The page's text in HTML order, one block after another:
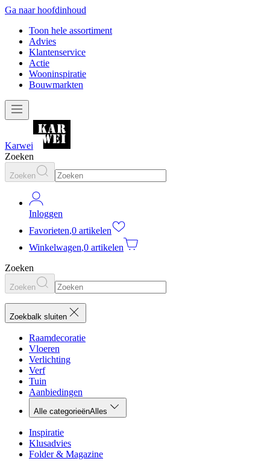
Ga naar hoofdinhoud
Toon hele assortiment
Advies
Klantenservice
Actie
Wooninspiratie
Bouwmarkten
Karwei
Zoeken
Zoeken
Inloggen
Favorieten,0 artikelen
Winkelwagen,0 artikelen
Zoeken
Zoeken
Zoekbalk sluiten
Raamdecoratie
Vloeren
Verlichting
Verf
Tuin
Aanbiedingen
Alle categorieënAlles
Inspiratie
Klusadvies
Folder & Magazine